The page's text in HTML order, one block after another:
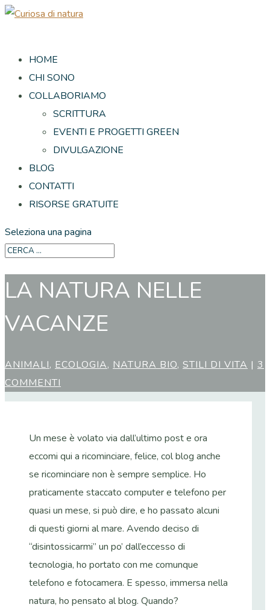
HOME
CHI SONO
COLLABORIAMO
SCRITTURA
EVENTI E PROGETTI GREEN
DIVULGAZIONE
BLOG
CONTATTI
RISORSE GRATUITE
Seleziona una pagina
LA NATURA NELLE
VACANZE
ANIMALI, ECOLOGIA, NATURA BIO, STILI DI VITA | 3
COMMENTI
Un mese è volato via dall’ultimo post e ora
eccomi qui a ricominciare, felice, col blog anche
se ricominciare non è sempre semplice. Ho
praticamente staccato computer e telefono per
quasi un mese, si può dire, e ho passato alcuni
di questi giorni al mare. Avendo deciso di
“disintossicarmi” un po’ dall’eccesso di
tecnologia, ho portato con me comunque
telefono e fotocamera. E spesso, immersa nella
natura, ho pensato al blog. Quando?